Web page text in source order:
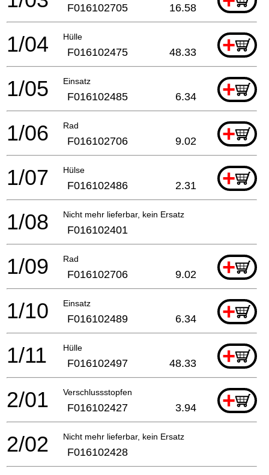
F016102705 16.58
Hülle +
1/04 F016102475 48.33
Einsatz +
1/05 F016102485 6.34
Rad +
1/06 F016102706 9.02
Hülse +
1/07 F016102486 2.31
Nicht mehr lieferbar, kein Ersatz
1/08 F016102401
Rad +
1/09 F016102706 9.02
Einsatz +
1/10 F016102489 6.34
Hülle +
1/11 F016102497 48.33
Verschlussstopfen +
2/01 F016102427 3.94
Nicht mehr lieferbar, kein Ersatz
2/02 F016102428